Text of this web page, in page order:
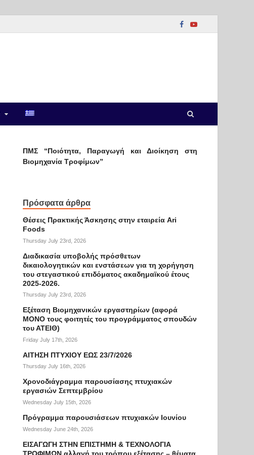
ΠΜΣ “Ποιότητα, Παραγωγή και Διοίκηση στη
Βιομηχανία Τροφίμων”
Πρόσφατα άρθρα
Θέσεις Πρακτικής Άσκησης στην εταιρεία Ari
Foods
Thursday July 23rd, 2026
Διαδικασία υποβολής πρόσθετων
δικαιολογητικών και ενστάσεων για τη χορήγηση
του στεγαστικού επιδόματος ακαδημαϊκού έτους
2025-2026.
Thursday July 23rd, 2026
Εξέταση Βιομηχανικών εργαστηρίων (αφορά
ΜΟΝΟ τους φοιτητές του προγράμματος σπουδών
του ΑΤΕΙΘ)
Friday July 17th, 2026
ΑΙΤΗΣΗ ΠΤΥΧΙΟΥ ΕΩΣ 23/7/2026
Thursday July 16th, 2026
Χρονοδιάγραμμα παρουσίασης πτυχιακών
εργασιών Σεπτεμβρίου
Wednesday July 15th, 2026
Πρόγραμμα παρουσιάσεων πτυχιακών Ιουνίου
Wednesday June 24th, 2026
ΕΙΣΑΓΩΓΗ ΣΤΗΝ ΕΠΙΣΤΗΜΗ & ΤΕΧΝΟΛΟΓΙΑ
ΤΡΟΦΙΜΩΝ αλλαγή του τρόπου εξέτασης – θέματα